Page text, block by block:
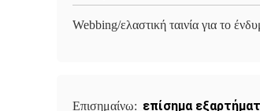
Webbing/ελαστική ταινία για το
Επισημαίνω: επίσημα